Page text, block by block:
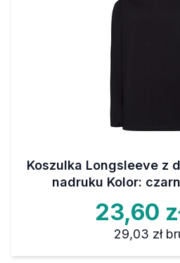
Koszulka Longsleeve z
nadruku Kolor:
23,60
29,03 zł